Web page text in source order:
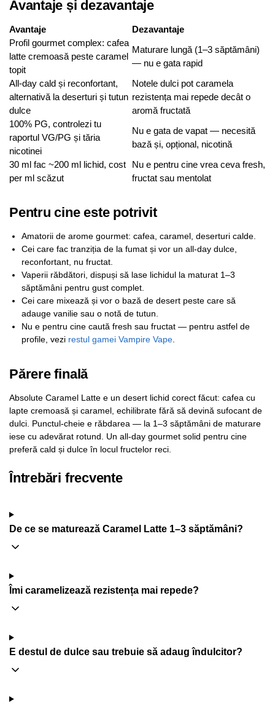
Avantaje și dezavantaje
Avantaje
Dezavantaje
Profil gourmet complex: cafea
latte cremoasă peste caramel
topit
Maturare lungă (1–3 săptămâni)
— nu e gata rapid
All-day cald și reconfortant,
alternativă la deserturi și tutun
dulce
Notele dulci pot caramela
rezistența mai repede decât o
aromă fructată
100% PG, controlezi tu
raportul VG/PG și tăria
nicotinei
Nu e gata de vapat — necesită
bază și, opțional, nicotină
30 ml fac ~200 ml lichid, cost
per ml scăzut
Nu e pentru cine vrea ceva fresh,
fructat sau mentolat
Pentru cine este potrivit
Amatorii de arome gourmet: cafea, caramel, deserturi calde.
Cei care fac tranziția de la fumat și vor un all-day dulce,
reconfortant, nu fructat.
Vaperii răbdători, dispuși să lase lichidul la maturat 1–3
săptămâni pentru gust complet.
Cei care mixează și vor o bază de desert peste care să
adauge vanilie sau o notă de tutun.
Nu e pentru cine caută fresh sau fructat — pentru astfel de
profile, vezi restul gamei Vampire Vape.
Părere finală
Absolute Caramel Latte e un desert lichid corect făcut: cafea cu
lapte cremoasă și caramel, echilibrate fără să devină sufocant de
dulci. Punctul-cheie e răbdarea — la 1–3 săptămâni de maturare
iese cu adevărat rotund. Un all-day gourmet solid pentru cine
preferă cald și dulce în locul fructelor reci.
Întrebări frecvente
De ce se maturează Caramel Latte 1–3 săptămâni?
Îmi caramelizează rezistența mai repede?
E destul de dulce sau trebuie să adaug îndulcitor?